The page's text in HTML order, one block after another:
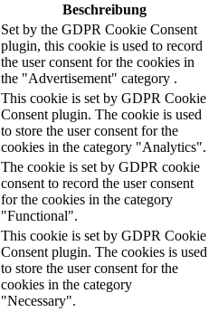
Beschreibung
Set by the GDPR Cookie Consent
plugin, this cookie is used to record
the user consent for the cookies in
the "Advertisement" category .
This cookie is set by GDPR Cookie
Consent plugin. The cookie is used
to store the user consent for the
cookies in the category "Analytics".
The cookie is set by GDPR cookie
consent to record the user consent
for the cookies in the category
"Functional".
This cookie is set by GDPR Cookie
Consent plugin. The cookies is used
to store the user consent for the
cookies in the category
"Necessary".